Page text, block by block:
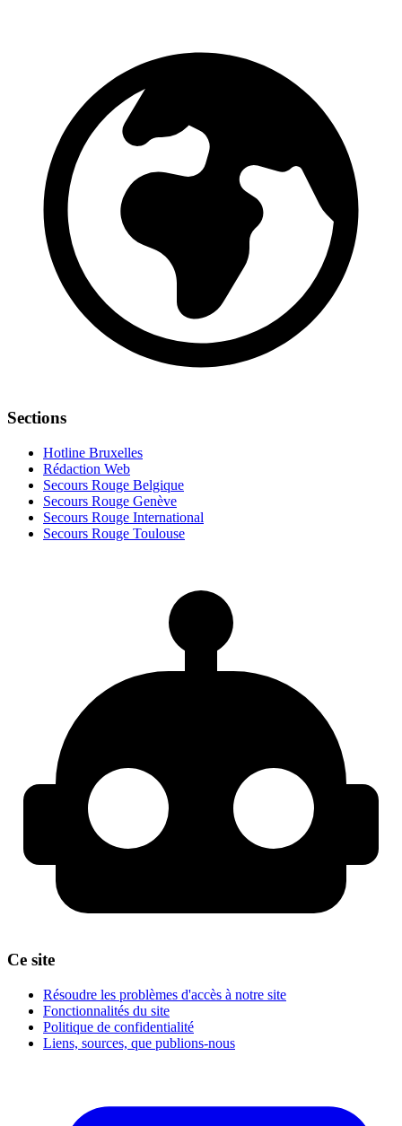
Sections
Hotline Bruxelles
Rédaction Web
Secours Rouge Belgique
Secours Rouge Genève
Secours Rouge International
Secours Rouge Toulouse
Ce site
Résoudre les problèmes d'accès à notre site
Fonctionnalités du site
Politique de confidentialité
Liens, sources, que publions-nous